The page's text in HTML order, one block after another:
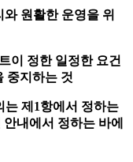
원활한 운영을 위
정한 일정한 요건
중지하는 것
제1항에서 정하는
내에서 정하는 바에